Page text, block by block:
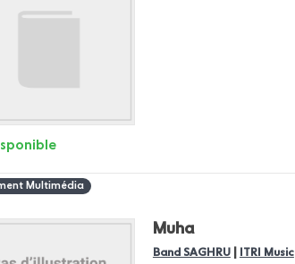
Multimédia
Muha
Band SAGHRU ITRI Music